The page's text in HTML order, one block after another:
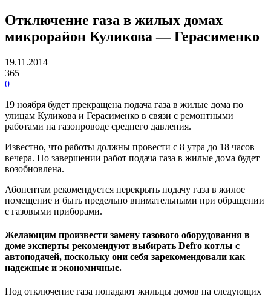
Отключение газа в жилых домах
микрорайон Куликова — Герасименко
19.11.2014
365
0
19 ноября будет прекращена подача газа в жилые дома по
улицам Куликова и Герасименко в связи с ремонтными
работами на газопроводе среднего давления.
Известно, что работы должны провести с 8 утра до 18 часов
вечера. По завершении работ подача газа в жилые дома будет
возобновлена.
Абонентам рекомендуется перекрыть подачу газа в жилое
помещение и быть предельно внимательными при обращении
с газовыми приборами.
Желающим произвести замену газового оборудования в
доме эксперты рекомендуют выбирать Defro котлы с
автоподачей, поскольку они себя зарекомендовали как
надежные и экономичные.
Под отключение газа попадают жильцы домов на следующих